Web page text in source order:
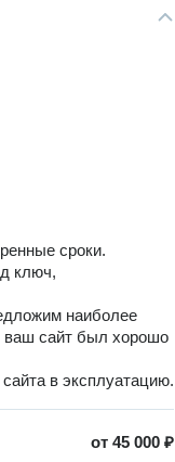
сроки.
ключ,
наиболее
ваш сайт был хорошо
в эксплуатацию.
от45 000 ₽